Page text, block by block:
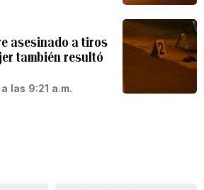
asesinado a tiros
también resultó
las 9:21 a.m.